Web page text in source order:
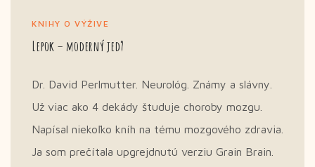
KNIHY O VÝŽIVE
Lepok – moderný jed?
Dr. David Perlmutter. Neurológ. Známy a slávny.
Už viac ako 4 dekády študuje choroby mozgu.
Napísal niekoľko kníh na tému mozgového zdravia.
Ja som prečítala upgrejdnutú verziu Grain Brain.